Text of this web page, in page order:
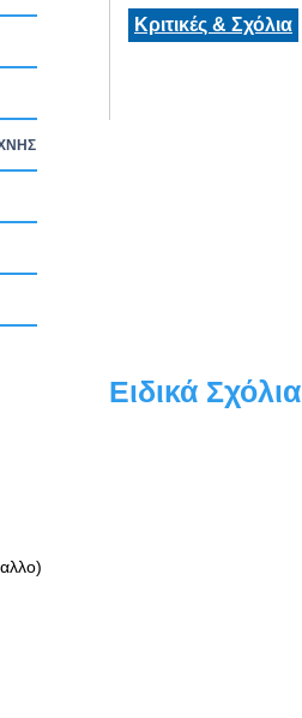
Κριτικές & Σχόλια
Ειδικά Σχόλια